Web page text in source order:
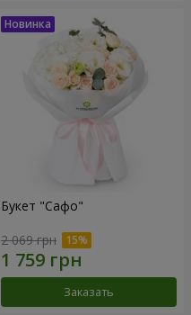
Букет "Сафо"
2 069 грн
Заказать